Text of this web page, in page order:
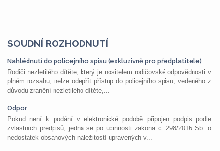
SOUDNÍ ROZHODNUTÍ
Nahlédnutí do policejního spisu (exkluzivně pro předplatitele)
Rodiči nezletilého dítěte, který je nositelem rodičovské odpovědnosti v
plném rozsahu, nelze odepřít přístup do policejního spisu, vedeného z
důvodu zranění nezletilého dítěte,...
Odpor
Pokud není k podání v elektronické podobě připojen podpis podle
zvláštních předpisů, jedná se po účinnosti zákona č. 298/2016 Sb. o
nedostatek obsahových náležitostí upravených v...